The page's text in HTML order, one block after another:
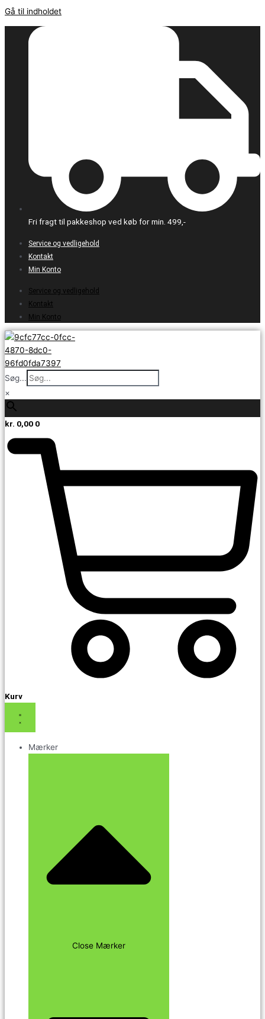
Gå til indholdet
Fri fragt til pakkeshop ved køb for min. 499,-
Service og vedligehold
Kontakt
Min Konto
Service og vedligehold
Kontakt
Min Konto
Søg...
×
kr. 0,00 0
Kurv
Mærker
Close Mærker